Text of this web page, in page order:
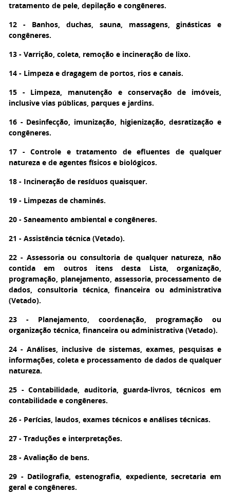
tratamento de pele, depilação e congêneres.
12 - Banhos, duchas, sauna, massagens, ginásticas e
congêneres.
13 - Varrição, coleta, remoção e incineração de lixo.
14 - Limpeza e dragagem de portos, rios e canais.
15 - Limpeza, manutenção e conservação de imóveis,
inclusive vias públicas, parques e jardins.
16 - Desinfecção, imunização, higienização, desratização e
congêneres.
17 - Controle e tratamento de efluentes de qualquer
natureza e de agentes físicos e biológicos.
18 - Incineração de resíduos quaisquer.
19 - Limpezas de chaminés.
20 - Saneamento ambiental e congêneres.
21 - Assistência técnica (Vetado).
22 - Assessoria ou consultoria de qualquer natureza, não
contida em outros itens desta Lista, organização,
programação, planejamento, assessoria, processamento de
dados, consultoria técnica, financeira ou administrativa
(Vetado).
23 - Planejamento, coordenação, programação ou
organização técnica, financeira ou administrativa (Vetado).
24 - Análises, inclusive de sistemas, exames, pesquisas e
informações, coleta e processamento de dados de qualquer
natureza.
25 - Contabilidade, auditoria, guarda-livros, técnicos em
contabilidade e congêneres.
26 - Perícias, laudos, exames técnicos e análises técnicas.
27 - Traduções e interpretações.
28 - Avaliação de bens.
29 - Datilografia, estenografia, expediente, secretaria em
geral e congêneres.